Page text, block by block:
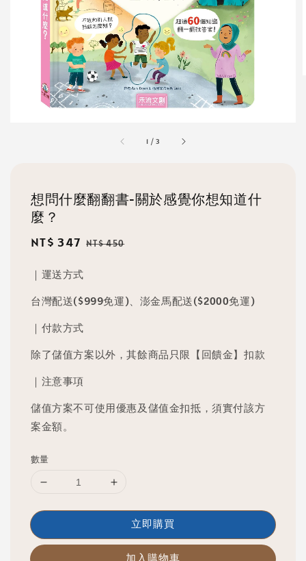
1 /3
想問什麼翻翻書-關於感覺你想知道什
麼？
Sale
NT$ 347 Regular
NT$ 450
｜運送方式
台灣配送($999免運)、澎金馬配送($2000免運)
｜付款方式
除了儲值方案以外，其餘商品只限【回饋金】扣款
｜注意事項
儲值方案不可使用優惠及儲值金扣抵，須實付該方
案金額。
數量
立即購買
加入購物車